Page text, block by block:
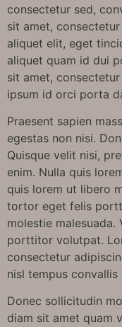
consectetur sed,
sit amet,
aliquet elit, eget
aliquet quam id dui
sit amet,
ipsum id orci porta
Praesent sapien
egestas non nisi.
Quisque velit nisi,
enim. Nulla quis
quis lorem ut libero
tortor eget felis
molestie
porttitor volutpat.
consectetur
nisl tempus convallis
Donec sollicitudin
diam sit amet quam